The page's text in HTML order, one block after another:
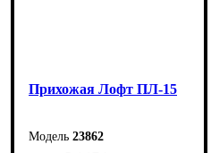
Прихожая Лофт ПЛ-15
23862